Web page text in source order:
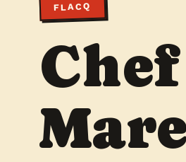
FLACQ
Mare